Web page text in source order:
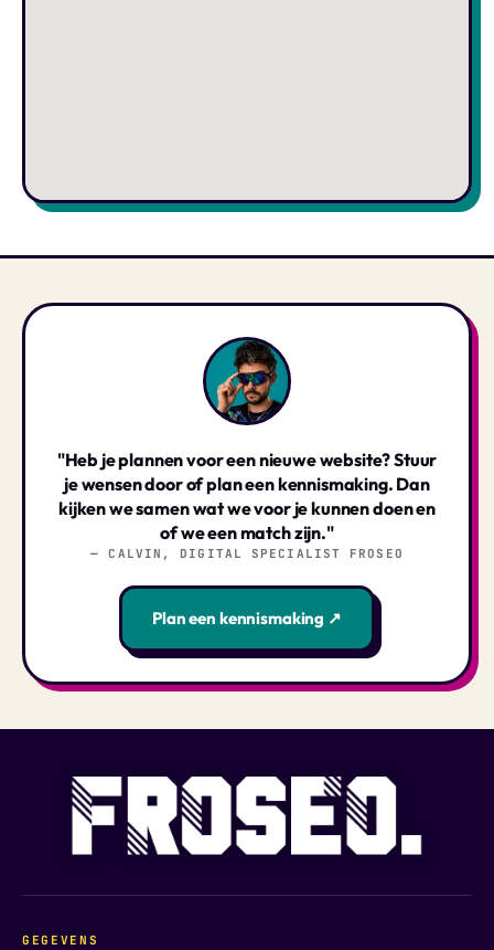
"Heb je plannen voor een nieuwe website? Stuur
je wensen door of plan een kennismaking. Dan
kijken we samen wat we voor je kunnen doen en
of we een match zijn."
— CALVIN, DIGITAL SPECIALIST FROSEO
Plan een kennismaking ↗
GEGEVENS